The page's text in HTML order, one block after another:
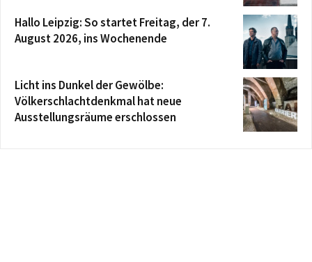
Hallo Leipzig: So startet Freitag, der 7.
August 2026, ins Wochenende
Licht ins Dunkel der Gewölbe:
Völkerschlachtdenkmal hat neue
Ausstellungsräume erschlossen